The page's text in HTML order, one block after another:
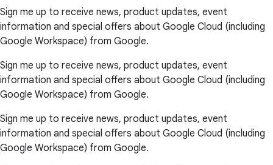
Sign me up to receive news, product updates, event
information and special offers about Google Cloud (including
Google Workspace) from Google.
Sign me up to receive news, product updates, event
information and special offers about Google Cloud (including
Google Workspace) from Google.
Sign me up to receive news, product updates, event
information and special offers about Google Cloud (including
Google Workspace) from Google.